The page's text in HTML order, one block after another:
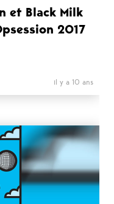
et Black Milk
2017
il y a 10 ans